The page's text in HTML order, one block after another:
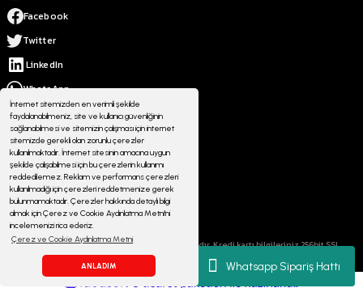
İnternet sitemizden en verimli şekilde
faydalanabilmeniz, site ve kullanıcı güvenliğinin
sağlanabilmesi ve sitemizin çalışması için internet
sitemizde gerekli olan zorunlu çerezler
kullanılmaktadır. İnternet sitesinin amacına uygun
şekilde çalışabilmesi için bu çerezlerin kullanımı
reddedilemez. Reklam ve performans çerezleri
kullanılmadığı için çerezleri reddetmenize gerek
bulunmamaktadır. Çerezler hakkında detaylı bilgi
almak için Çerez ve Cookie Aydınlatma Metni'ni
incelemenizi rica ederiz.
Çerez ve Cookie Aydınlatma Metni
ANLADIM Whatsapp Sipariş Hattı
Facebook
Twitter
LinkedIn
WhatsApp
© 2023 atmosferoutdoor.com Her Hakkı Saklıdır. Kredi kartı bilgileriniz 256bit SSL
sertifikası ile korunmaktadır.